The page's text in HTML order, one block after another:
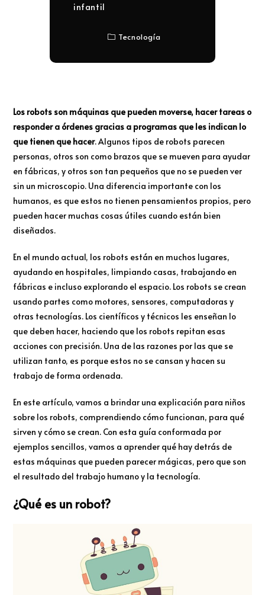
infantil
Tecnología
Los robots son máquinas que pueden moverse, hacer tareas o
responder a órdenes gracias a programas que les indican lo
que tienen que hacer. Algunos tipos de robots parecen
personas, otros son como brazos que se mueven para ayudar
en fábricas, y otros son tan pequeños que no se pueden ver
sin un microscopio. Una diferencia importante con los
humanos, es que estos no tienen pensamientos propios, pero
pueden hacer muchas cosas útiles cuando están bien
diseñados.
En el mundo actual, los robots están en muchos lugares,
ayudando en hospitales, limpiando casas, trabajando en
fábricas e incluso explorando el espacio. Los robots se crean
usando partes como motores, sensores, computadoras y
otras tecnologías. Los científicos y técnicos les enseñan lo
que deben hacer, haciendo que los robots repitan esas
acciones con precisión. Una de las razones por las que se
utilizan tanto, es porque estos no se cansan y hacen su
trabajo de forma ordenada.
En este artículo, vamos a brindar una explicación para niños
sobre los robots, comprendiendo cómo funcionan, para qué
sirven y cómo se crean. Con esta guía conformada por
ejemplos sencillos, vamos a aprender qué hay detrás de
estas máquinas que pueden parecer mágicas, pero que son
el resultado del trabajo humano y la tecnología.
¿Qué es un robot?